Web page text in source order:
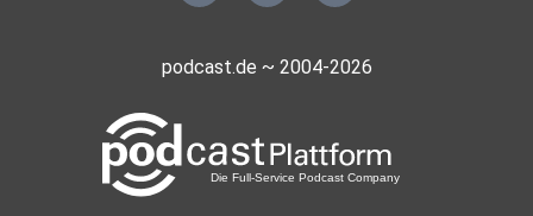
podcast.de ~ 2004-2026